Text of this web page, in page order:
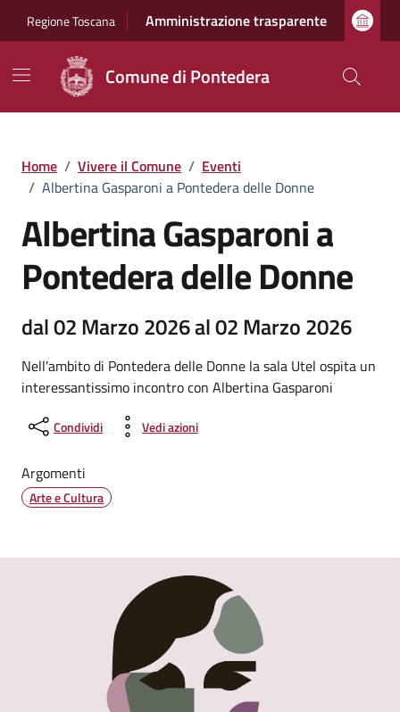
Regione Toscana Amministrazione trasparente
Comune di Pontedera
Home / Vivere il Comune / Eventi
/ Albertina Gasparoni a Pontedera delle Donne
Albertina Gasparoni a
Pontedera delle Donne
dal 02 Marzo 2026 al 02 Marzo 2026
Nell'ambito di Pontedera delle Donne la sala Utel ospita un
interessantissimo incontro con Albertina Gasparoni
Condividi Vedi azioni
Argomenti
Arte e Cultura